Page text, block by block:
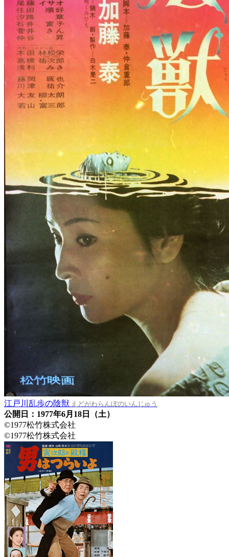
江戸川乱歩の陰獣 えどがわらんぽのいんじゅう
公開日：1977年6月18日（土）
©1977松竹株式会社
©1977松竹株式会社